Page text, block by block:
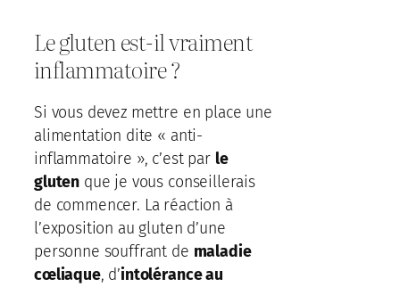
Le gluten est-il vraiment
inflammatoire ?
Si vous devez mettre en place une
alimentation dite « anti-
inflammatoire », c’est par le
gluten que je vous conseillerais
de commencer. La réaction à
l’exposition au gluten d’une
personne souffrant de maladie
cœliaque, d’intolérance au